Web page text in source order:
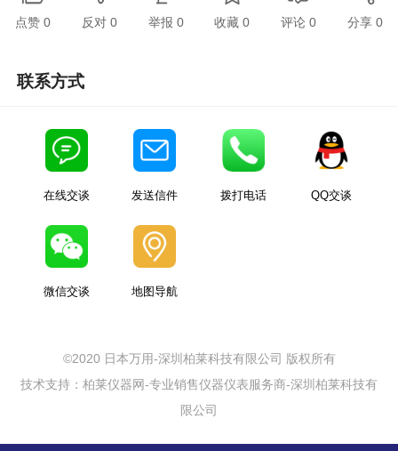
点赞0 反对 0 举报 0 收藏 0 评论 0 分享 0
联系方式
在线交谈 发送信件 拨打电话 QQ交谈
微信交谈 地图导航
©2020 日本万用-深圳柏莱科技有限公司 版权所有
技术支持：柏莱仪器网-专业销售仪器仪表服务商-深圳柏莱科技有
限公司